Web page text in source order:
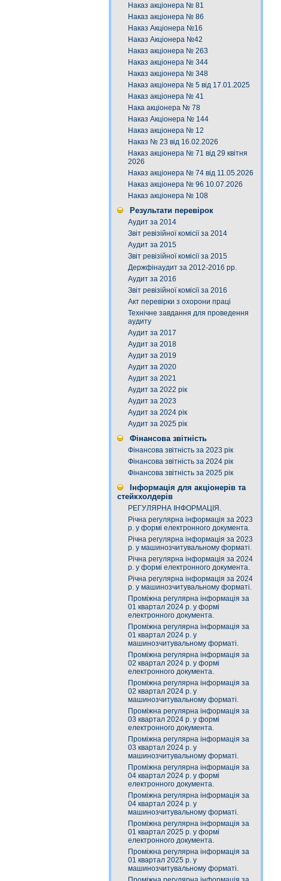
Наказ акціонера № 81
Наказ акціонера № 86
Наказ Акціонера №16
Наказ Акціонера №42
Наказ акціонера № 263
Наказ акціонера № 344
Наказ акціонера № 348
Наказ акціонера № 5 від 17.01.2025
Наказ акціонера № 41
Нака акціонера № 78
Наказ Акціонера № 144
Наказ акціонера № 12
Наказ № 23 від 16.02.2026
Наказ акціонера № 71 від 29 квітня
2026
Наказ акціонера № 74 від 11.05.2026
Наказ акціонера № 96 10.07.2026
Наказ акціонера № 108
Результати перевірок
Аудит за 2014
Звіт ревізійної комісії за 2014
Аудит за 2015
Звіт ревізійної комісії за 2015
Держфінаудит за 2012-2016 рр.
Аудит за 2016
Звіт ревізійної комісії за 2016
Акт перевірки з охорони праці
Технічне завдання для проведення
аудиту
Аудит за 2017
Аудит за 2018
Аудит за 2019
Аудит за 2020
Аудит за 2021
Аудит за 2022 рік
Аудит за 2023
Аудит за 2024 рік
Аудит за 2025 рік
Фінансова звітність
Фінансова звітність за 2023 рік
Фінансова звітність за 2024 рік
Фінансова звітність за 2025 рік
Інформація для акціонерів та
стейкхолдерів
РЕГУЛЯРНА ІНФОРМАЦІЯ.
Річна регулярна інформація за 2023
р. у формі електронного документа.
Річна регулярна інформація за 2023
р. у машинозчитувальному форматі.
Річна регулярна інформація за 2024
р. у формі електронного документа.
Річна регулярна інформація за 2024
р. у машинозчитувальному форматі.
Проміжна регулярна інформація за
01 квартал 2024 р. у формі
електронного документа.
Проміжна регулярна інформація за
01 квартал 2024 р. у
машинозчитувальному форматі.
Проміжна регулярна інформація за
02 квартал 2024 р. у формі
електронного документа.
Проміжна регулярна інформація за
02 квартал 2024 р. у
машинозчитувальному форматі.
Проміжна регулярна інформація за
03 квартал 2024 р. у формі
електронного документа.
Проміжна регулярна інформація за
03 квартал 2024 р. у
машинозчитувальному форматі.
Проміжна регулярна інформація за
04 квартал 2024 р. у формі
електронного документа.
Проміжна регулярна інформація за
04 квартал 2024 р. у
машинозчитувальному форматі.
Проміжна регулярна інформація за
01 квартал 2025 р. у формі
електронного документа.
Проміжна регулярна інформація за
01 квартал 2025 р. у
машинозчитувальному форматі.